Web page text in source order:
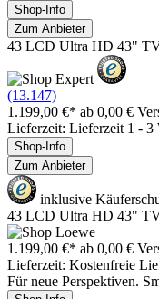
Shop-Info
Zum Anbieter
43 LCD Ultra HD 43"
(13.147)
1.199,00 €* ab 0,00 €
Lieferzeit: Lieferzeit 1 - 3
Shop-Info
Zum Anbieter
inklusive
43 LCD Ultra HD 43"
1.199,00 €* ab 0,00 €
Lieferzeit: Kostenfreie
Für neue Perspektiven.